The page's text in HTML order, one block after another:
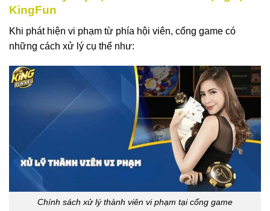
KingFun
Khi phát hiện vi phạm từ phía hội viên, cổng game có
những cách xử lý cụ thể như:
Chính sách xử lý thành viên vi phạm tại cổng game